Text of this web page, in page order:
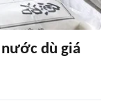
dù giá